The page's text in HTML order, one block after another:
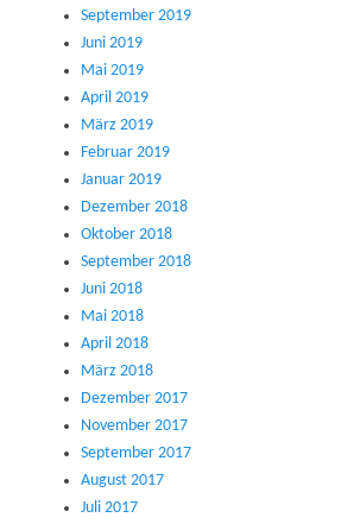
September 2019
Juni 2019
Mai 2019
April 2019
März 2019
Februar 2019
Januar 2019
Dezember 2018
Oktober 2018
September 2018
Juni 2018
Mai 2018
April 2018
März 2018
Dezember 2017
November 2017
September 2017
August 2017
Juli 2017